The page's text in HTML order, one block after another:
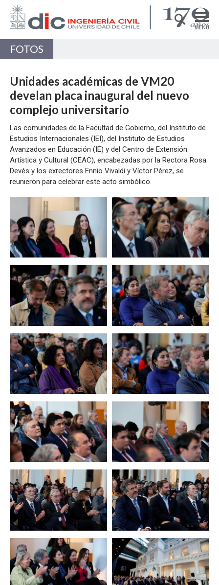
MENÚ
POSTGRADO
INVESTIGACIÓN
EXTENSIÓN
Estructuras, Construcción y Geotecnia
Ingeniería de Transporte
Recursos Hídricos y Medio Ambiente
FOTOS
Unidades académicas de VM20
develan placa inaugural del nuevo
complejo universitario
Las comunidades de la Facultad de Gobierno, del Instituto de
Estudios Internacionales (IEI), del Instituto de Estudios
Avanzados en Educación (IE) y del Centro de Extensión
Artística y Cultural (CEAC), encabezadas por la Rectora Rosa
Devés y los exrectores Ennio Vivaldi y Víctor Pérez, se
reunieron para celebrar este acto simbólico.
Zoom
Zoom Zoom
Zoom Zoom
Zoom
Zoom Zoom
Zoom Zoom